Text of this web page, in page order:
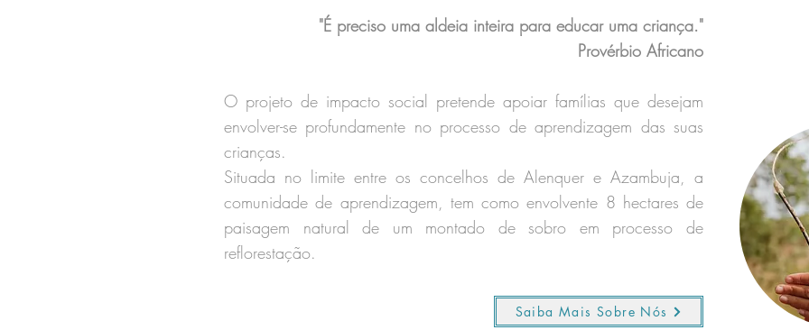
"É preciso uma aldeia inteira para educar uma criança."
Provérbio Africano
O projeto de impacto social pretende apoiar famílias que desejam
envolver-se profundamente no processo de aprendizagem das suas
crianças.
Situada no limite entre os concelhos de Alenquer e Azambuja, a
comunidade de aprendizagem, tem como envolvente 8 hectares de
paisagem natural de um montado de sobro em processo de
reflorestação.
Saiba Mais Sobre Nós